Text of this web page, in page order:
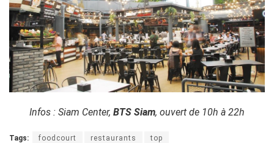
Infos : Siam Center, BTS Siam, ouvert de 10h à 22h
Tags: foodcourt restaurants top